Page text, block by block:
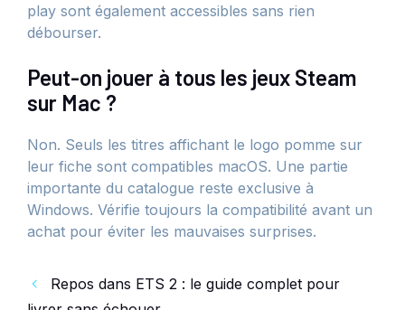
play sont également accessibles sans rien
débourser.
Peut-on jouer à tous les jeux Steam
sur Mac ?
Non. Seuls les titres affichant le logo pomme sur
leur fiche sont compatibles macOS. Une partie
importante du catalogue reste exclusive à
Windows. Vérifie toujours la compatibilité avant un
achat pour éviter les mauvaises surprises.
Repos dans ETS 2 : le guide complet pour